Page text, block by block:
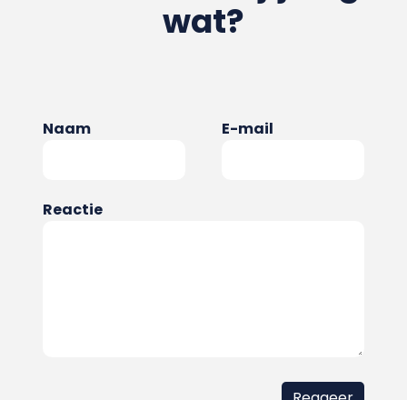
wat?
Naam E-mail
Reactie